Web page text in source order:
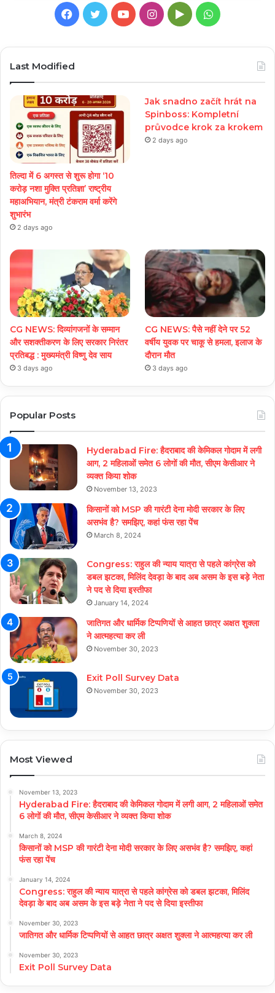
Facebook
TwitterYouTubeInstagram
GoogleWhatsApp
Last Modified
तिल्दा में 6 अगस्त से शुरू होगा ‘10
करोड़ नशा मुक्ति प्रतिज्ञा’ राष्ट्रीय
महाअभियान, मंत्री टंकराम वर्मा करेंगे
शुभारंभ
2 days ago
Jak snadno začít hrát na
Spinboss: Kompletní
průvodce krok za krokem
2 days ago
CG NEWS: दिव्यांगजनों के सम्मान
और सशक्तीकरण के लिए सरकार निरंतर
प्रतिबद्ध : मुख्यमंत्री विष्णु देव साय
3 days ago
CG NEWS: पैसे नहीं देने पर 52
वर्षीय युवक पर चाकू से हमला, इलाज के
दौरान मौत
3 days ago
Popular Posts
Hyderabad Fire: हैदराबाद की केमिकल गोदाम में लगी
आग, 2 महिलाओं समेत 6 लोगों की मौत, सीएम केसीआर ने
व्यक्त किया शोक
November 13, 2023
किसानों को MSP की गारंटी देना मोदी सरकार के लिए
असभंव है? समझिए, कहां फंस रहा पेंच
March 8, 2024
Congress: राहुल की न्याय यात्रा से पहले कांग्रेस को
डबल झटका, मिलिंद देवड़ा के बाद अब असम के इस बड़े नेता
ने पद से दिया इस्तीफा
January 14, 2024
जातिगत और धार्मिक टिप्पणियों से आहत छात्र अक्षत शुक्ला
ने आत्महत्या कर ली
November 30, 2023
Exit Poll Survey Data
November 30, 2023
Most Viewed
November 13, 2023
Hyderabad Fire: हैदराबाद की केमिकल गोदाम में लगी आग, 2 महिलाओं समेत
6 लोगों की मौत, सीएम केसीआर ने व्यक्त किया शोक
March 8, 2024
किसानों को MSP की गारंटी देना मोदी सरकार के लिए असभंव है? समझिए, कहां
फंस रहा पेंच
January 14, 2024
Congress: राहुल की न्याय यात्रा से पहले कांग्रेस को डबल झटका, मिलिंद
देवड़ा के बाद अब असम के इस बड़े नेता ने पद से दिया इस्तीफा
November 30, 2023
जातिगत और धार्मिक टिप्पणियों से आहत छात्र अक्षत शुक्ला ने आत्महत्या कर ली
November 30, 2023
Exit Poll Survey Data